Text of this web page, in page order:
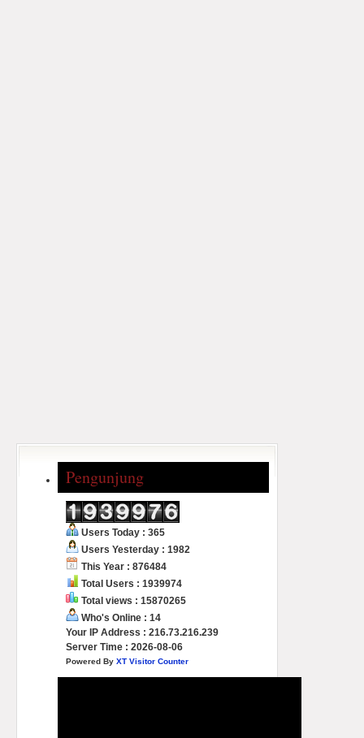
Pengunjung
Users Today : 365
Users Yesterday : 1982
This Year : 876484
Total Users : 1939974
Total views : 15870265
Who's Online : 14
Your IP Address : 216.73.216.239
Server Time : 2026-08-06
Powered By XT Visitor Counter